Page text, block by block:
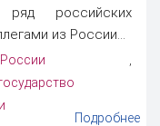
ряд российских
из России...
,
Подробнее